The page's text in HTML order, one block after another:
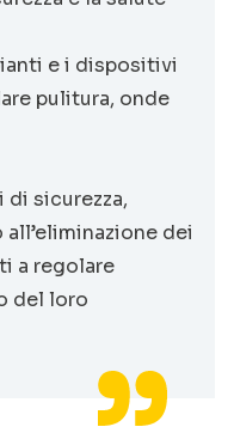
e i dispositivi
pulitura, onde
sicurezza,
dei
a regolare
del loro